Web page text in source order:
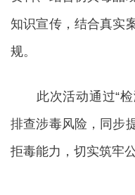
知识宣传，结合真实
规。
此次活动通过“检
排查涉毒风险，同步
拒毒能力，切实筑牢